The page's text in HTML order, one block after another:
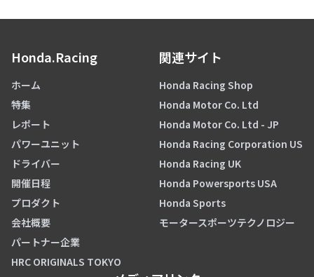
Honda.Racing
ホーム
特集
レポート
パワーユニット
ドライバー
開催日程
プロダクト
会社概要
パートナー企業
HRC ORIGINALS TOKYO
関連サイト
Honda Racing Shop
Honda Motor Co. Ltd
Honda Motor Co. Ltd - JP
Honda Racing Corporation US
Honda Racing UK
Honda Powersports USA
Honda Sports
モータースポーツテクノロジー